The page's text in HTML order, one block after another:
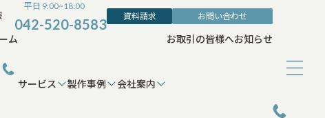
平日 9:00~18:00
042-520-8583 資料請求 お問い合わせ
ム
サービス 製作事例 会社案内
お取引の皆様へお知らせ